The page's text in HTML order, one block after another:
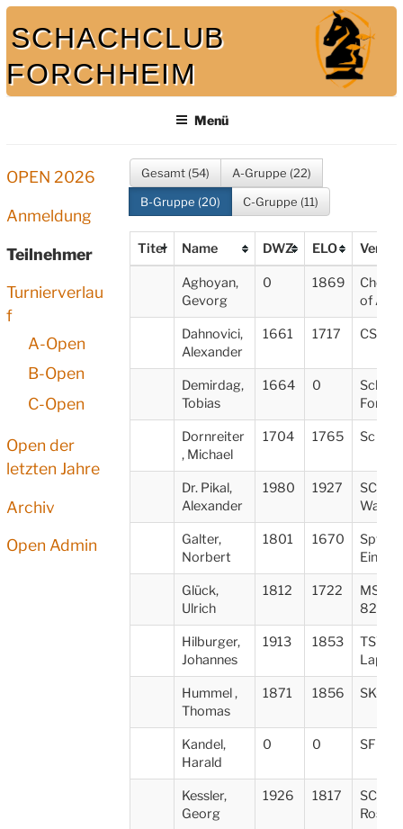
Zum
Inhalt
springen
SCHACHCLUB
FORCHHEIM
Menü
OPEN 2026
Anmeldung
Teilnehmer
Turnierverlau
f
A-Open
B-Open
C-Open
Open der
letzten Jahre
Archiv
Open Admin
Gesamt (54)
A-Gruppe (22)
B-Gruppe (20)
C-Gruppe (11)
Titel Name DWZ ELO Verein
Aghoyan,
Gevorg
0 1869
Chess
of
Dahnovici,
Alexander
1661 1717 CSU
Demirdag,
Tobias
1664 0
Dornreiter
, Michael
1704 1765 Sc
Dr. Pikal,
Alexander
1980 1927
SC
Galter,
Norbert
1801 1670
Spvgg
Glück,
Ulrich
1812 1722
MSA
82
Hilburger,
Johannes
1913 1853
TSV
Hummel ,
Thomas
1871 1856 SK-
Kandel,
Harald
0 0 SF
Kessler,
Georg
1926 1817
SC